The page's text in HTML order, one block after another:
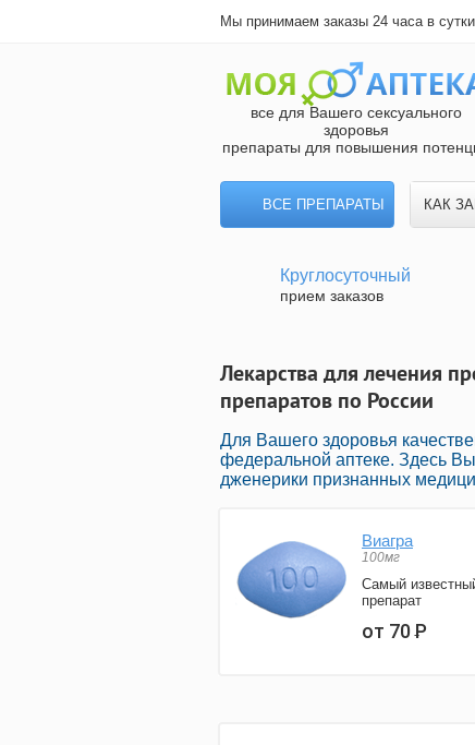
Мы принимаем заказы 24 часа в
все для Вашего сексуального
здоровья
препараты для повышения
ВСЕ ПРЕПАРАТЫ КАК
Круглосуточный
прием заказов
Лекарства для лечения
препаратов по России
Для Вашего здоровья
федеральной аптеке. Здесь
дженерики признанных
Виагра
100мг
Самый
препарат
от 70Р